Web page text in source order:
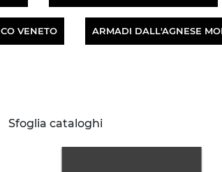
VENETO ARMADI DALL'AGNESE
Sfoglia cataloghi